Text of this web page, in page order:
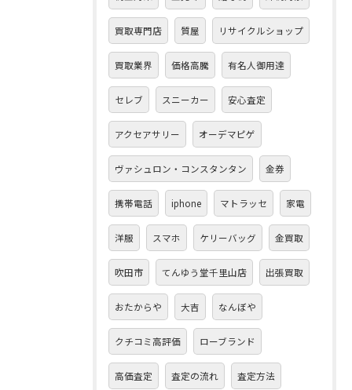
買取専門店 質屋 リサイクルショップ
買取業界 価格高騰 有名人御用達
セレブ スニーカー 安心査定
アクセアサリー オーデマピゲ
ヴァシュロン・コンスタンタン 金券
携帯電話 iphone マトラッセ 家電
洋服 スマホ ケリーバッグ 金買取
吹田市 てんゆう堂千里山店 出張買取
おたからや 大吉 なんぼや
クチコミ高評価 ローブランド
高価査定 査定の流れ 査定方法